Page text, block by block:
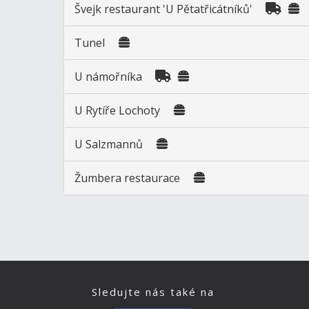
Švejk restaurant 'U Pětatřicátníků'
Tunel
U námořníka
U Rytíře Lochoty
U Salzmannů
Žumbera restaurace
Sledujte nás také na